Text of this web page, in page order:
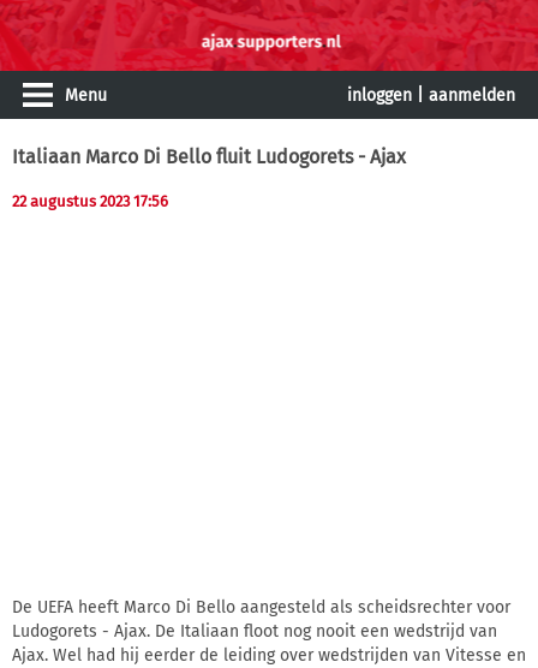
Menu inloggen aanmelden
Italiaan Marco Di Bello fluit Ludogorets - Ajax
22 augustus 2023 17:56
De UEFA heeft Marco Di Bello aangesteld als scheidsrechter voor
Ludogorets - Ajax. De Italiaan floot nog nooit een wedstrijd van
Ajax. Wel had hij eerder de leiding over wedstrijden van Vitesse en